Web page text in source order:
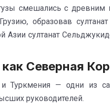
смешались с
образовав
Азии султанат
Северная
Туркмения — одни из
руководителей.